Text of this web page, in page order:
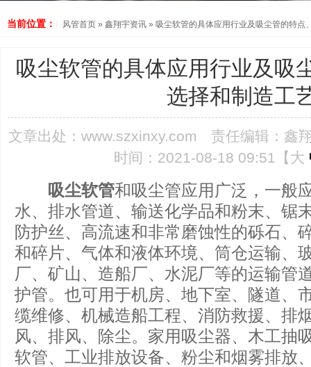
当前位置： 风管首页 » 鑫翔宇资讯 » 吸尘软管的具体应用行业及吸尘管的特点
吸尘软管的具体应用行业及吸
选择和制造工
文章出处： www.szxinxy.com
责任编辑：鑫
时间：2021-08-18 09:51【 大
吸尘软管和吸尘管应用广泛，一般
水、排水管道、输送化学品和粉末、锯
防护丝、高流速和非常磨蚀性的砾石、
和碎片、气体和液体环境、筒仓运输、
厂、矿山、造船厂、水泥厂等的运输管
护管。也可用于机房、地下室、隧道、
缆维修、机械造船工程、消防救援、排
风、排风、除尘。家用吸尘器、木工抽
软管、工业排放设备、粉尘和烟雾排放